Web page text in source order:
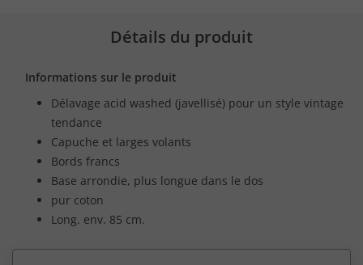
Détails du produit
Informations sur le produit
Délavage acid washed (javellisé) pour un style vintage
tendance
Capuche et larges volants
Bords francs
Base arrondie, plus longue dans le dos
pur coton
Long. env. 85 cm.